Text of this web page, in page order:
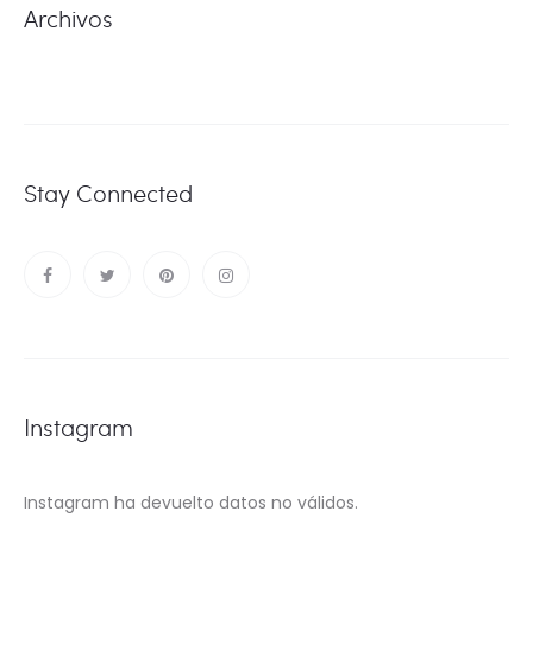
Archivos
Stay Connected
Instagram
Instagram ha devuelto datos no válidos.